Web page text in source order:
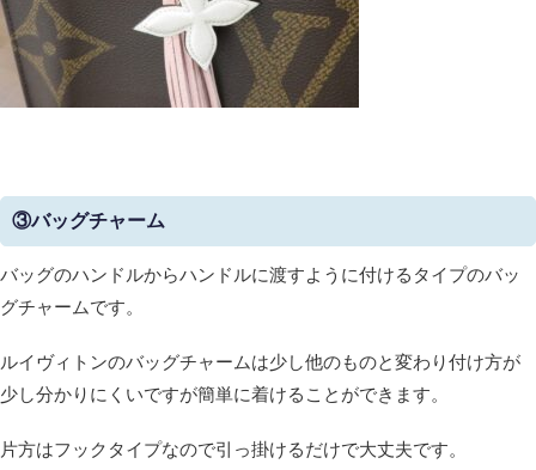
③バッグチャーム
バッグのハンドルからハンドルに渡すように付けるタイプのバッ
グチャームです。
ルイヴィトンのバッグチャームは少し他のものと変わり付け方が
少し分かりにくいですが簡単に着けることができます。
片方はフックタイプなので引っ掛けるだけで大丈夫です。